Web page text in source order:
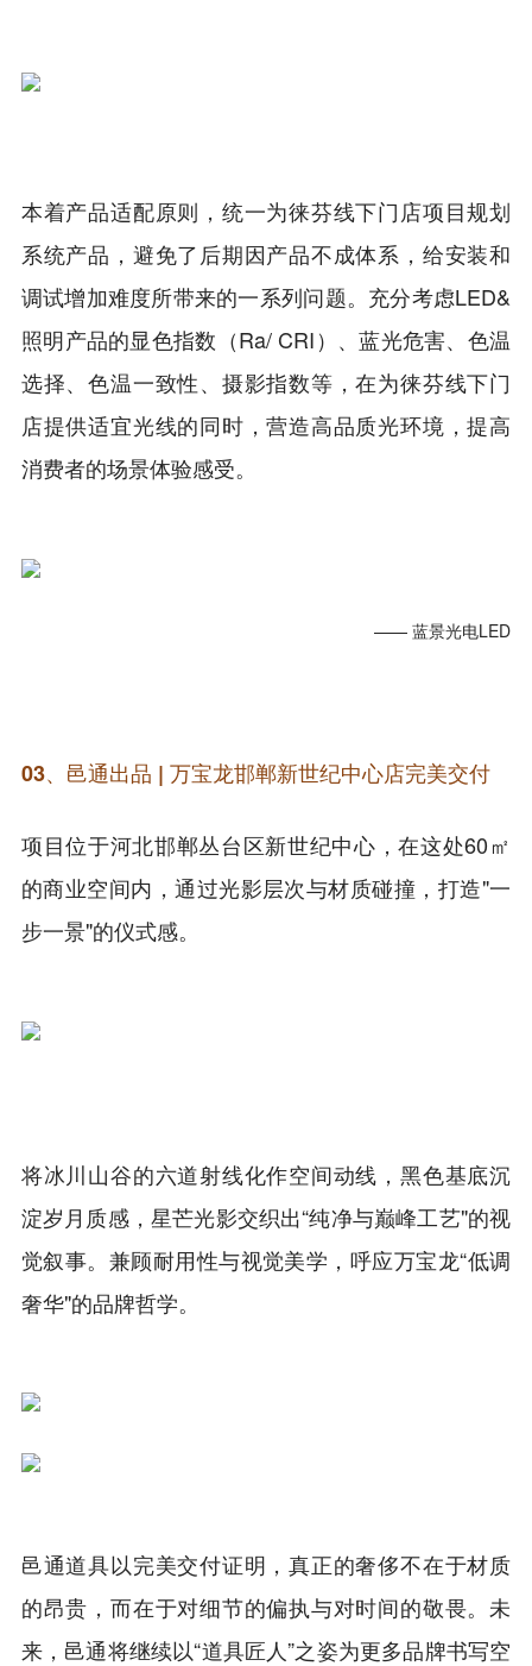
本着产品适配原则，统一为徕芬线下门店项目规划
系统产品，避免了后期因产品不成体系，给安装和
调试增加难度所带来的一系列问题。充分考虑LED&
照明产品的显色指数（Ra/ CRI）、蓝光危害、色温
选择、色温一致性、摄影指数等，在为徕芬线下门
店提供适宜光线的同时，营造高品质光环境，提高
消费者的场景体验感受。
—— 蓝景光电LED
03、邑通出品 | 万宝龙邯郸新世纪中心店完美交付
项目位于河北邯郸丛台区新世纪中心，在这处60㎡
的商业空间内，通过光影层次与材质碰撞，打造"一
步一景"的仪式感。
将冰川山谷的六道射线化作空间动线，黑色基底沉
淀岁月质感，星芒光影交织出“纯净与巅峰工艺"的视
觉叙事。兼顾耐用性与视觉美学，呼应万宝龙“低调
奢华"的品牌哲学。
邑通道具以完美交付证明，真正的奢侈不在于材质
的昂贵，而在于对细节的偏执与对时间的敬畏。未
来，邑通将继续以“道具匠人”之姿为更多品牌书写空